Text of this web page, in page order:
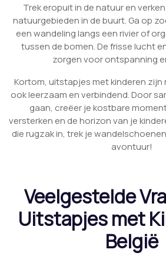
Trek eropuit in de natuur en
natuurgebieden in de buurt. Ga op
een wandeling langs een rivier of
tussen de bomen. De frisse lucht
zorgen voor ontspanning
Kortom, uitstapjes met kinderen zijn
ook leerzaam en verbindend. Door
gaan, creëer je kostbare
versterken en de horizon van je
die rugzak in, trek je
avontuur!
Veelgestelde
Uitstapjes met
België